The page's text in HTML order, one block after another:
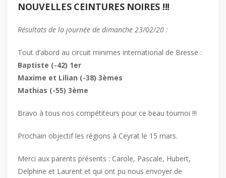
NOUVELLES CEINTURES NOIRES !!!
Résultats de la journée de dimanche 23/02/20 :
Tout d’abord au circuit minimes international de Bresse :
Baptiste (-42) 1er
Maxime et Lilian (-38) 3èmes
Mathias (-55) 3ème
Bravo à tous nos compétiteurs pour ce beau tournoi !!!
Prochain objectif les régions à Ceyrat le 15 mars.
Merci aux parents présents : Carole, Pascale, Hubert,
Delphine et Laurent et qui ont pu nous envoyer de